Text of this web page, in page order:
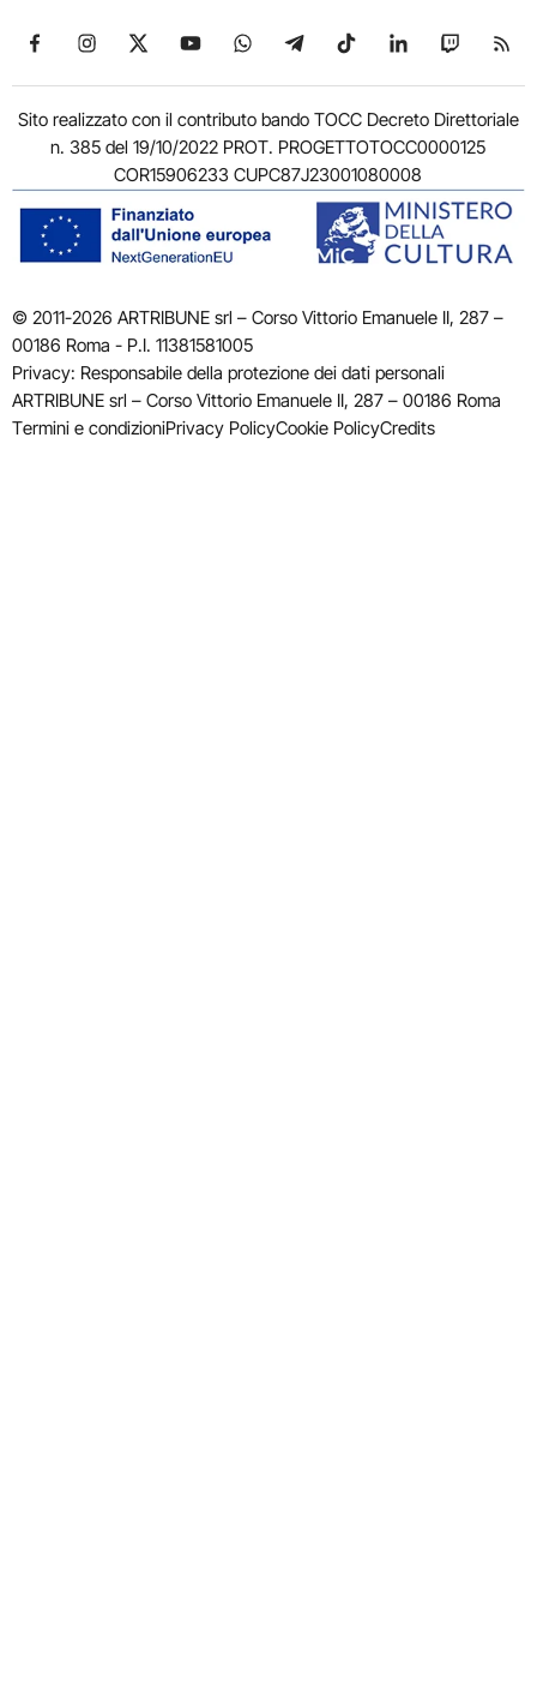
Seguici su Facebook
Seguici su Instagram
Seguici su X
Seguici su YouTube
Seguici su WhatsApp
Seguici su Telegram
Seguici su TikTok
Seguici su
Seguici
Sito realizzato con il contributo bando TOCC Decreto Direttoriale
n. 385 del 19/10/2022 PROT. PROGETTOTOCC0000125
COR15906233 CUPC87J23001080008
© 2011-2026 ARTRIBUNE srl – Corso Vittorio Emanuele II, 287 –
00186 Roma - P.I. 11381581005
Privacy: Responsabile della protezione dei dati personali
ARTRIBUNE srl – Corso Vittorio Emanuele II, 287 – 00186 Roma
Termini e condizioniPrivacy PolicyCookie PolicyCredits